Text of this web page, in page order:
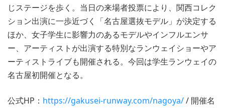
じステージを歩く。当日の来場者投票により、関西コレク
ション出演に一歩近づく「名古屋選抜モデル」が決定する
ほか、女子学生に影響力のあるモデルやインフルエンサ
ー、アーティストが出演する特別なランウェイショーやア
ーティストライブも開催される。今回は学生ランウェイの
名古屋初開催となる。
公式HP： https://gakusei-runway.com/nagoya// 開催名